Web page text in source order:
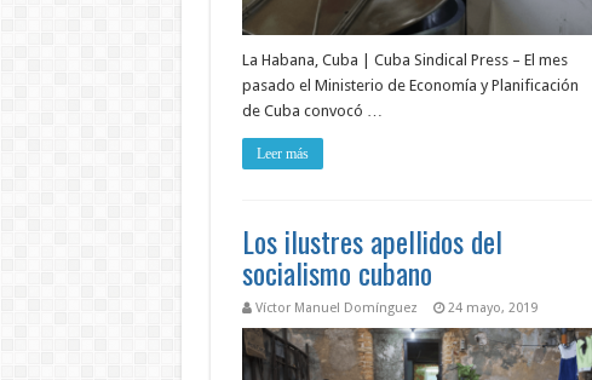
La Habana, Cuba | Cuba Sindical Press – El mes
pasado el Ministerio de Economía y Planificación
de Cuba convocó …
Leer más
Los ilustres apellidos del
socialismo cubano
Víctor Manuel Domínguez 24 mayo, 2019